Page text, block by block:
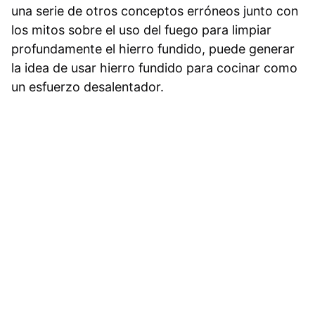
una serie de otros conceptos erróneos junto con
los mitos sobre el uso del fuego para limpiar
profundamente el hierro fundido, puede generar
la idea de usar hierro fundido para cocinar como
un esfuerzo desalentador.